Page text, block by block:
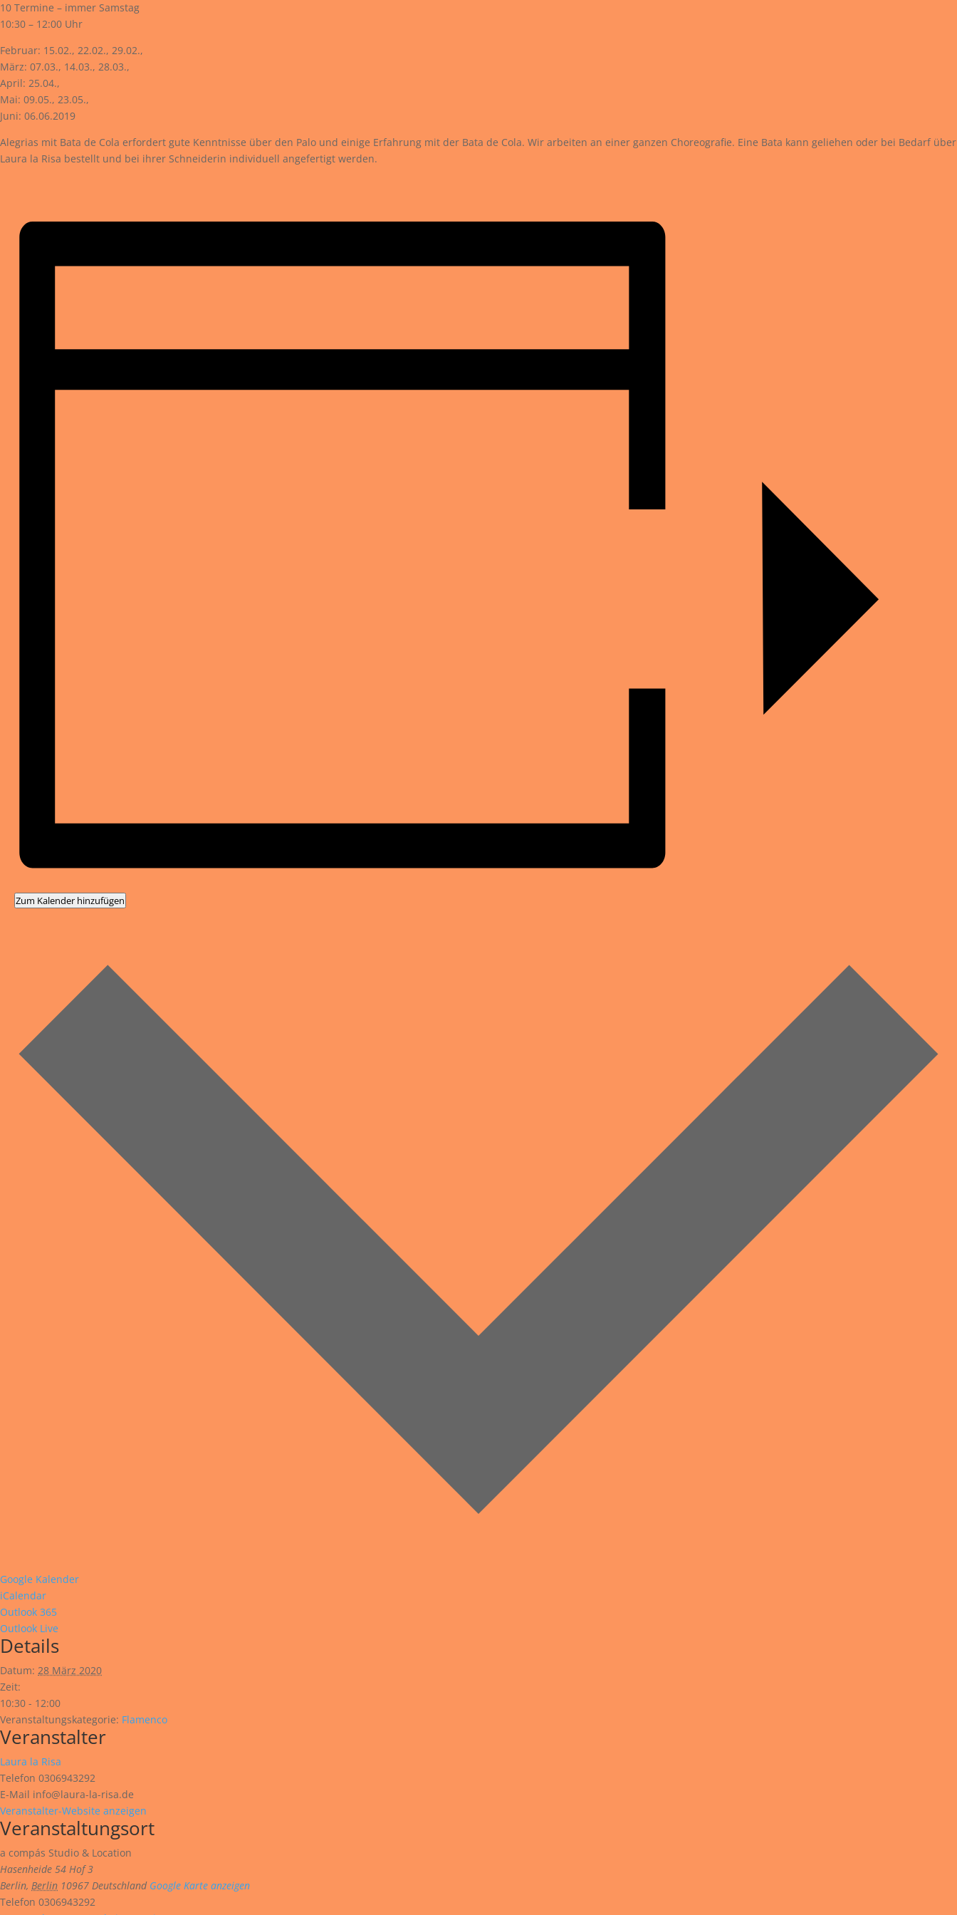
10 Termine – immer Samstag
10:30 – 12:00 Uhr
Februar: 15.02., 22.02., 29.02.,
März: 07.03., 14.03., 28.03.,
April: 25.04.,
Mai: 09.05., 23.05.,
Juni: 06.06.2019
Alegrias mit Bata de Cola erfordert gute Kenntnisse über den Palo und einige Erfahrung mit der Bata de Cola. Wir arbeiten an einer ganzen Choreografie. Eine Bata kann geliehen oder bei Bedarf über
Laura la Risa bestellt und bei ihrer Schneiderin individuell angefertigt werden.
Zum Kalender hinzufügen
Google Kalender
iCalendar
Outlook 365
Outlook Live
Details
Datum: 28 März 2020
Zeit:
10:30 - 12:00
Veranstaltungskategorie: Flamenco
Veranstalter
Laura la Risa
Telefon 0306943292
E-Mail info@laura-la-risa.de
Veranstalter-Website anzeigen
Veranstaltungsort
a compás Studio & Location
Hasenheide 54 Hof 3
Berlin, Berlin 10967 Deutschland Google Karte anzeigen
Telefon 0306943292